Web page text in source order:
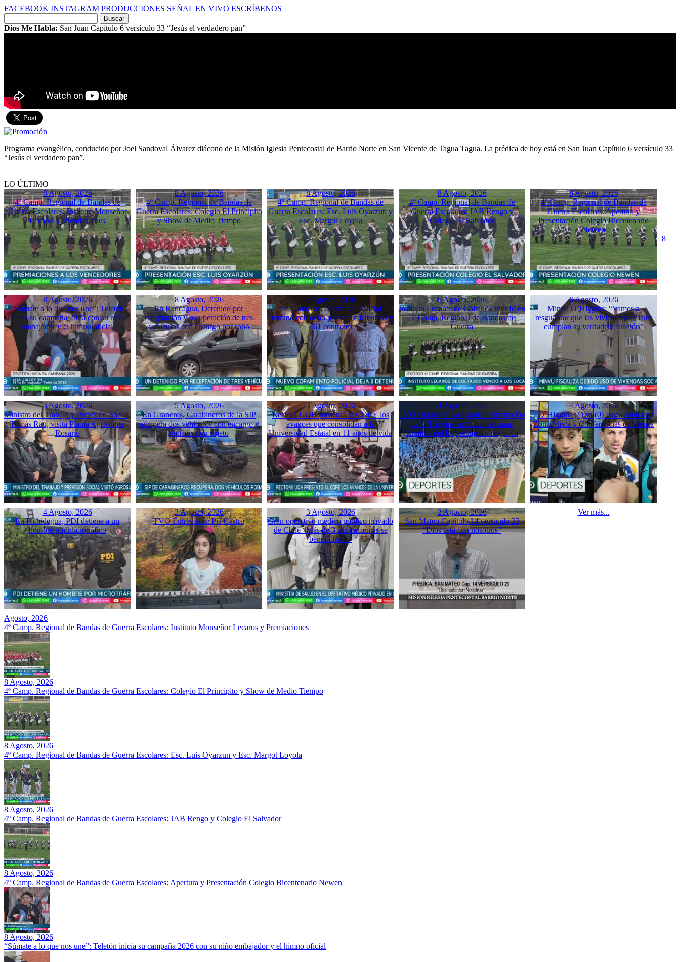
FACEBOOK INSTAGRAM PRODUCCIONES SEÑAL EN VIVO ESCRÍBENOS
por:
Dios Me Habla: San Juan Capítulo 6 versículo 33 “Jesús el verdadero pan”
Programa evangélico, conducido por Joel Sandoval Álvarez diácono de la Misión Iglesia Pentecostal de Barrio Norte en San Vicente de Tagua Tagua. La prédica de hoy está en San Juan Capítulo 6 versículo 33
“Jesús el verdadero pan”.
LO ÚLTIMO
8 Agosto, 2026
4º Camp. Regional de Bandas de
Guerra Escolares: Instituto Monseñor
Lecaros y Premiaciones
8 Agosto, 2026
4º Camp. Regional de Bandas de
Guerra Escolares: Colegio El Principito
y Show de Medio Tiempo
8 Agosto, 2026
4º Camp. Regional de Bandas de
Guerra Escolares: Esc. Luis Oyarzun y
Esc. Margot Loyola
8 Agosto, 2026
4º Camp. Regional de Bandas de
Guerra Escolares: JAB Rengo y
Colegio El Salvador
8 Agosto, 2026
4º Camp. Regional de Bandas de
Guerra Escolares: Apertura y
Presentación Colegio Bicentenario
Newen
8 Agosto, 2026
“Súmate a lo que nos une”: Teletón
inicia su campaña 2026 con su niño
embajador y el himno oficial
8 Agosto, 2026
En Rancagua, Detenido por
receptación y recuperación de tres
vehículos con encargo por robo
8 Agosto, 2026
En Graneros, Operativo policial
culminó con ocho personas detenidas y
461 controles
6 Agosto, 2026
Instituto Lecaros de Coltauco triunfó en
4º Camp. Regional de Bandas de
Guerra
6 Agosto, 2026
Minvu O’Higgins: “Vamos a
resguardar que las viviendas sociales
cumplan su verdadera función”
5 Agosto, 2026
Ministro del Trabajo y Previsión Social,
Tomás Rau, visita Planta Agrosuper
Rosario
5 Agosto, 2026
En Graneros, Carabineros de la SIP
recupera dos vehículos con encargo y
detiene a un sujeto
5 Agosto, 2026
Rectora UOH presentó al CORE los
avances que consolidan a la
Universidad Estatal en 11 años de vida
4 Agosto, 2026
TVO Deportes: La agónica eliminación
de O’Higgins en Sudamericana.
Análisis del Repechaje de Segunda
4 Agosto, 2026
O’Higgins (1) vs (0) Boca Juniors:
Zona Mixta y Conferencias de Prensa
4 Agosto, 2026
En Pichidegua, PDI detiene a un
hombre por microtráfico
3 Agosto, 2026
TVO Entrevistas: Pía Castro
3 Agosto, 2026
Gran operativo médico público privado
de Chile “Más de 3 mil pacientes se
beneficiaron”
2 Agosto, 2026
San Mateo Capítulo 14 versículo 23
“Dios está con nosotros”
Ver más...
8
Agosto, 2026
4º Camp. Regional de Bandas de Guerra Escolares: Instituto Monseñor Lecaros y Premiaciones
8 Agosto, 2026
4º Camp. Regional de Bandas de Guerra Escolares: Colegio El Principito y Show de Medio Tiempo
8 Agosto, 2026
4º Camp. Regional de Bandas de Guerra Escolares: Esc. Luis Oyarzun y Esc. Margot Loyola
8 Agosto, 2026
4º Camp. Regional de Bandas de Guerra Escolares: JAB Rengo y Colegio El Salvador
8 Agosto, 2026
4º Camp. Regional de Bandas de Guerra Escolares: Apertura y Presentación Colegio Bicentenario Newen
8 Agosto, 2026
“Súmate a lo que nos une”: Teletón inicia su campaña 2026 con su niño embajador y el himno oficial